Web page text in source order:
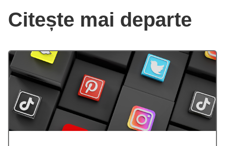
Citește mai departe